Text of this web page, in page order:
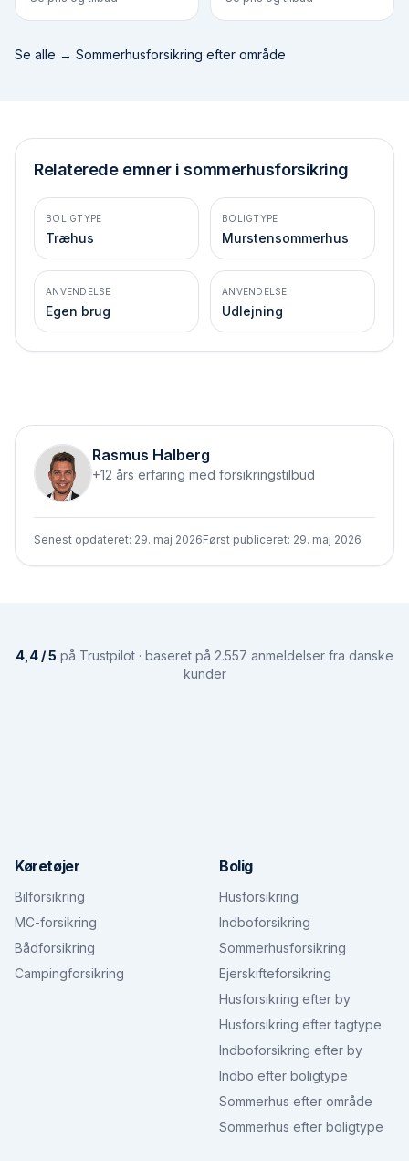
Se alle → Sommerhusforsikring efter område
Relaterede emner i sommerhusforsikring
BOLIGTYPE
Træhus
BOLIGTYPE
Murstensommerhus
ANVENDELSE
Egen brug
ANVENDELSE
Udlejning
Rasmus Halberg
+12 års erfaring med forsikringstilbud
Senest opdateret: 29. maj 2026Først publiceret: 29. maj 2026
4,4 / 5 på Trustpilot · baseret på 2.557 anmeldelser fra danske
kunder
Køretøjer
Bilforsikring
MC-forsikring
Bådforsikring
Campingforsikring
Bolig
Husforsikring
Indboforsikring
Sommerhusforsikring
Ejerskifteforsikring
Husforsikring efter by
Husforsikring efter tagtype
Indboforsikring efter by
Indbo efter boligtype
Sommerhus efter område
Sommerhus efter boligtype